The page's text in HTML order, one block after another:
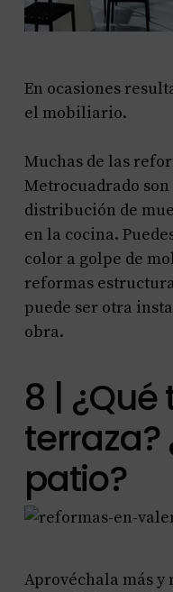
En ocasiones
el mobiliario.
Muchas de las
Metrocuadrado son
distribución de
en la cocina.
color a golpe de
reformas
puede ser otra
obra.
8 | ¿Qué
terraza?
patio?
Aprovéchala más y